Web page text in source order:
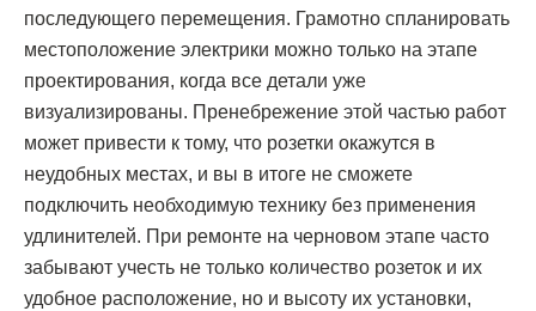
последующего перемещения. Грамотно спланировать
местоположение электрики можно только на этапе
проектирования, когда все детали уже
визуализированы. Пренебрежение этой частью работ
может привести к тому, что розетки окажутся в
неудобных местах, и вы в итоге не сможете
подключить необходимую технику без применения
удлинителей. При ремонте на черновом этапе часто
забывают учесть не только количество розеток и их
удобное расположение, но и высоту их установки,